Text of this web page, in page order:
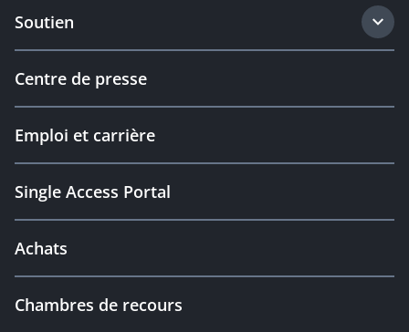
Soutien
Centre de presse
Emploi et carrière
Single Access Portal
Achats
Chambres de recours